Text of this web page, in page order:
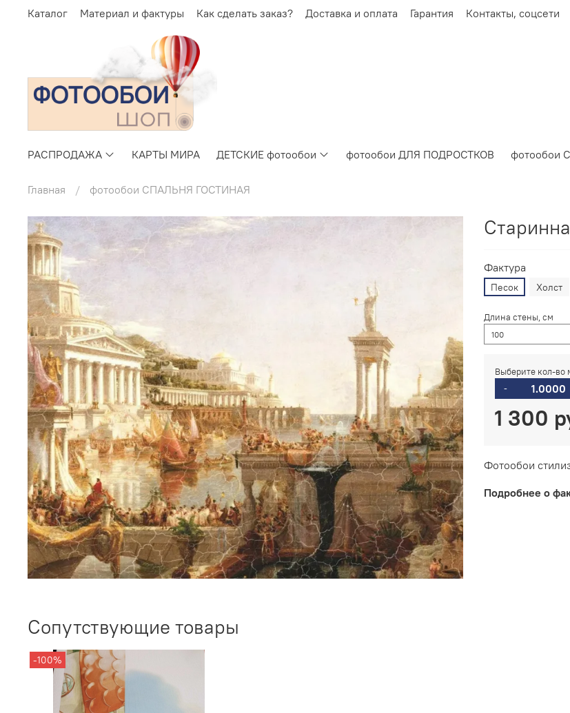
Каталог Материал и фактуры Как сделать заказ? Доставка и оплата Гарантия Контакты, соцсети
РАСПРОДАЖА КАРТЫ МИРА ДЕТСКИЕ фотообои фотообои ДЛЯ ПОДРОСТКОВ фотообои
Главная фотообои СПАЛЬНЯ ГОСТИНАЯ
Фактура
Песок Холст
Длина стены, см
Выберите кол-во
-
1 300
Фотообои
Подробнее о
Сопутствующие товары
-100%